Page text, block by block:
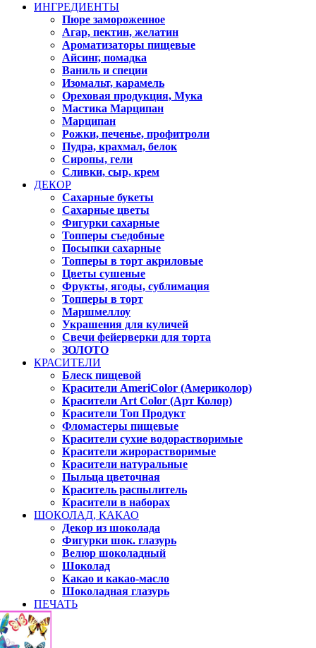
ИНГРЕДИЕНТЫ
Пюре замороженное
Агар, пектин, желатин
Ароматизаторы пищевые
Айсинг, помадка
Ваниль и специи
Изомальт, карамель
Ореховая продукция, Мука
Мастика Марципан
Марципан
Рожки, печенье, профитроли
Пудра, крахмал, белок
Сиропы, гели
Сливки, сыр, крем
ДЕКОР
Сахарные букеты
Сахарные цветы
Фигурки сахарные
Топперы съедобные
Посыпки сахарные
Топперы в торт акриловые
Цветы сушеные
Фрукты, ягоды, сублимация
Топперы в торт
Маршмеллоу
Украшения для куличей
Свечи фейерверки для торта
ЗОЛОТО
КРАСИТЕЛИ
Блеск пищевой
Красители AmeriColor (Америколор)
Красители Art Color (Арт Колор)
Красители Топ Продукт
Фломастеры пищевые
Красители сухие водорастворимые
Красители жирорастворимые
Красители натуральные
Пыльца цветочная
Краситель распылитель
Красители в наборах
ШОКОЛАД, КАКАО
Декор из шоколада
Фигурки шок. глазурь
Велюр шоколадный
Шоколад
Какао и какао-масло
Шоколадная глазурь
ПЕЧАТЬ